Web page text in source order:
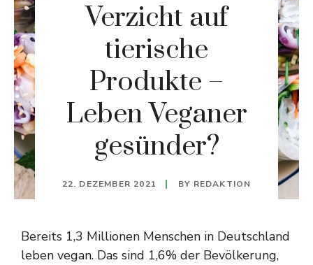
Verzicht auf
tierische
Produkte –
Leben Veganer
gesünder?
22. DEZEMBER 2021 BY REDAKTION
Bereits 1,3 Millionen Menschen in Deutschland
leben vegan. Das sind 1,6% der Bevölkerung,